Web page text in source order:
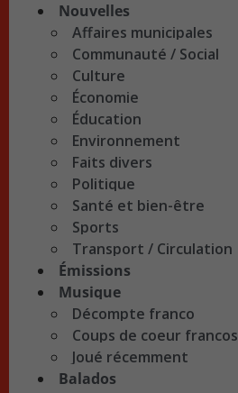
Nouvelles
Affaires municipales
Communauté / Social
Culture
Économie
Éducation
Environnement
Faits divers
Politique
Santé et bien-être
Sports
Transport / Circulation
Émissions
Musique
Décompte franco
Coups de coeur francos
Joué récemment
Balados